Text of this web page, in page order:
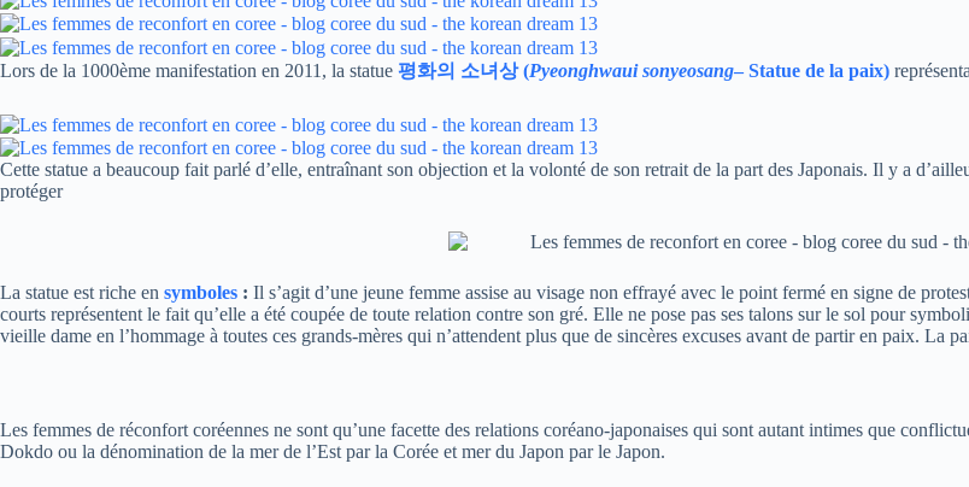
Lors de la 1000ème manifestation en 2011, la statue 평화의 소녀상 (Pyeonghwaui sonyeosang– Statue de la paix)
Cette statue a beaucoup fait parlé d’elle, entraînant son objection et la volonté de son retrait de la part des Japonais. Il y a
protéger
La statue est riche en symboles : Il s’agit d’une jeune femme assise au visage non effrayé avec le point fermé en signe de
courts représentent le fait qu’elle a été coupée de toute relation contre son gré. Elle ne pose pas ses talons sur le sol pour
vieille dame en l’hommage à toutes ces grands-mères qui n’attendent plus que de sincères excuses avant de partir en paix. La
Les femmes de réconfort coréennes ne sont qu’une facette des relations coréano-japonaises qui sont autant intimes que
Dokdo ou la dénomination de la mer de l’Est par la Corée et mer du Japon par le Japon.